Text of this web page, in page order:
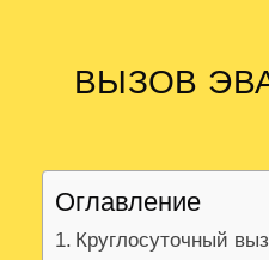
ВЫЗОВ
Оглавление
Круглосуточный